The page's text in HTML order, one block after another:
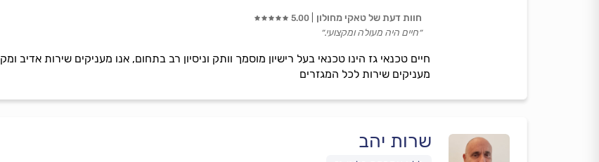
חיים טכנאי גז הינו טכנאי בעל רישיון מוסמך וותק וניסיון רב בתחום, אנו מעניקים שירות
מעניקים שירות לכל המגזרים
חוות דעת של טאקי מחולון 5.00
״חיים היה מעולה ומקצועי.״
שרות יהב